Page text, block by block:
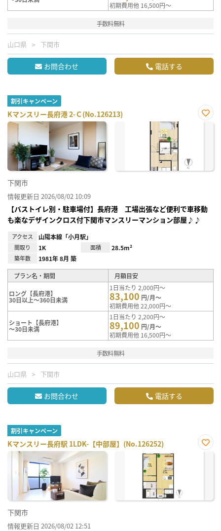
初期費用他 16,500円～
手数料無料
山口県 下関市
お問合わせ 電話する
割引キャンペーン
Kマンスリー長府港 2-Ｃ(No.126213)
お気
下関市
情報更新日 2026/08/02 10:09
【バストイレ別・駐車場付】長府港 工場出張など便利で車移動
も楽なデザインクロス付下関市マンスリーマンション部屋♪♪
アクセス 山陽本線「小月駅」
間取り 1K 面積 28.5m²
築年数 1981年 8月 築
プラン名・期間 月額目安
ロング【長府港】
30日以上～360日未満
1日当たり 2,000円～
83,100 円/月～
初期費用他 22,000円～
ショート【長府港】
～30日未満
1日当たり 2,200円～
89,100 円/月～
初期費用他 16,500円～
手数料無料
山口県 下関市
お問合わせ 電話する
割引キャンペーン
Kマンスリー長府駅 1LDK-【中部屋】(No.126252)
お気
下関市
情報更新日 2026/08/02 12:51